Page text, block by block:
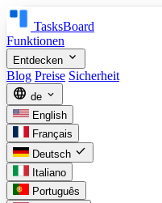
TasksBoard
Funktionen
Entdecken expand_more
Blog Preise Sicherheit
language de expand_more
English
Français
Deutsch check
Italiano
Português